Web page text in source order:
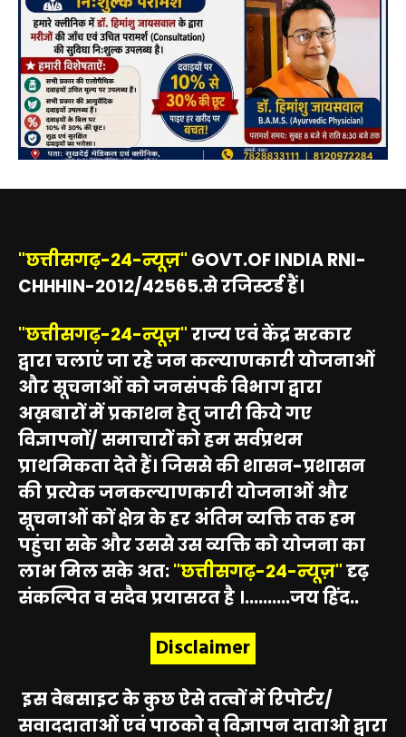
"छत्तीसगढ़-24-न्यूज़" GOVT.OF INDIA RNI-
CHHHIN-2012/42565.से रजिस्टर्ड हैं।
"छत्तीसगढ़-24-न्यूज़"राज्य एवं केंद्र सरकार
द्वारा चलाएं जा रहे जन कल्याणकारी योजनाओं
और सूचनाओं को जनसंपर्क विभाग द्वारा
अख़बारों में प्रकाशन हेतु जारी किये गए
विज्ञापनों/ समाचारों को हम सर्वप्रथम
प्राथमिकता देते हैं। जिससे की शासन-प्रशासन
की प्रत्येक जनकल्याणकारी योजनाओं और
सूचनाओं कों क्षेत्र के हर अंतिम व्यक्ति तक हम
पहुंचा सके और उससे उस व्यक्ति को योजना का
लाभ मिल सके अत:"छत्तीसगढ़-24-न्यूज़"दृढ़
संकल्पित व सदैव प्रयासरत है ।..........जय हिंद..
Disclaimer
इस वेबसाइट के कुछ ऐसे तत्वों में रिपोर्टर/
सवाददाताओं एवं पाठको व् विज्ञापन दाताओ द्वारा